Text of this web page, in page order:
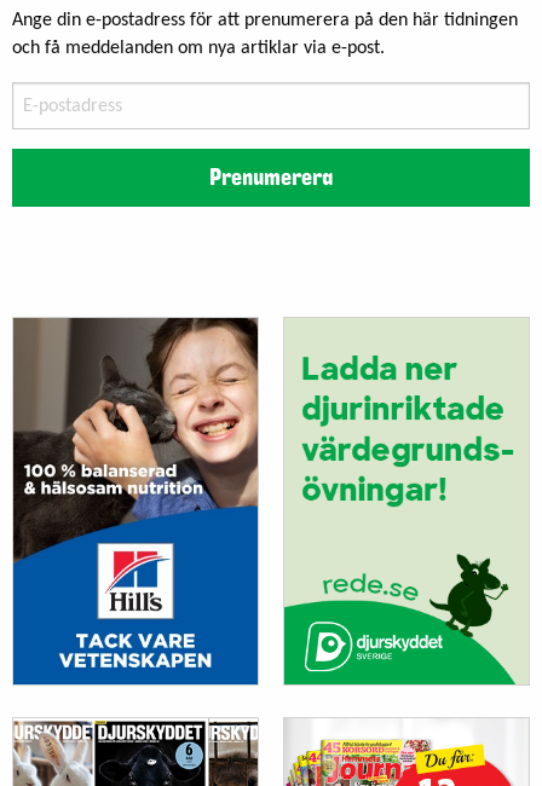
Ange din e-postadress för att prenumerera på den här tidningen
och få meddelanden om nya artiklar via e-post.
postadress
Prenumerera